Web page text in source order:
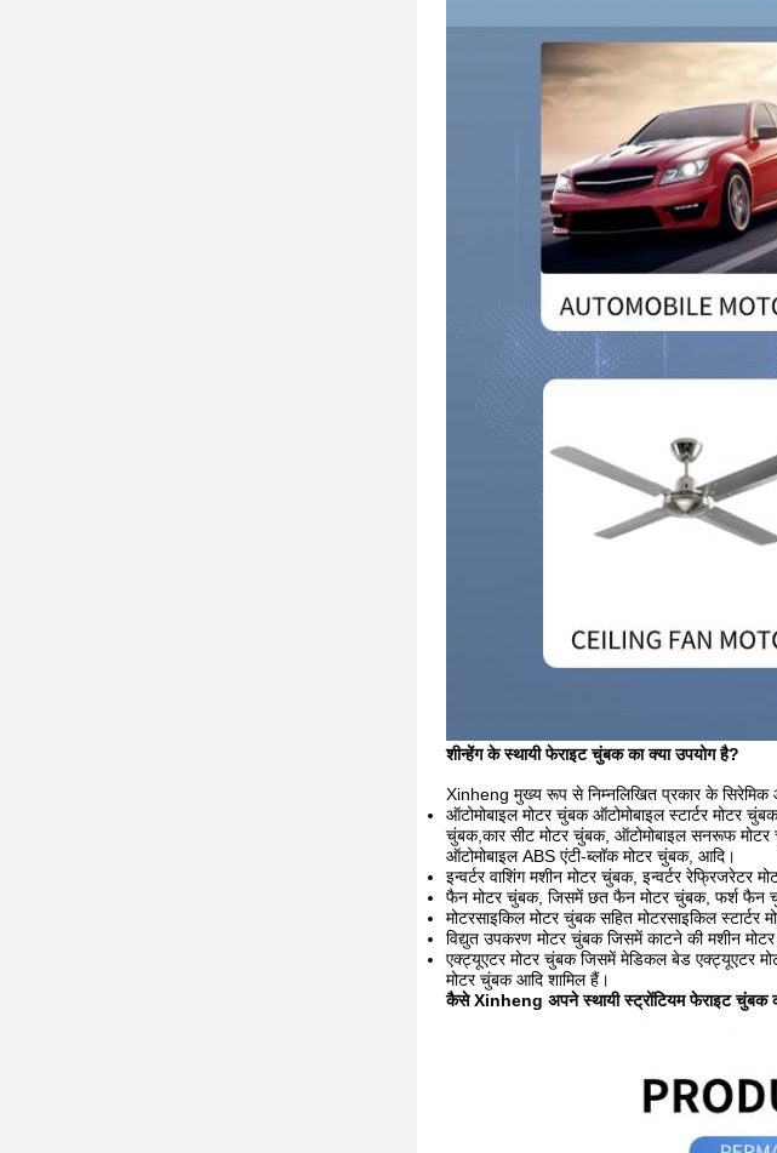
शीन्हेंग के स्थायी फेराइट चुंबक का क्या उपयोग है?
Xinheng मुख्य रूप से निम्नलिखित प्रकार के सिरेमिक
ऑटोमोबाइल मोटर चुंबक ऑटोमोबाइल स्टार्टर मोटर
चुंबक,कार सीट मोटर चुंबक, ऑटोमोबाइल सनरूफ मोटर
ऑटोमोबाइल ABS एंटी-ब्लॉक मोटर चुंबक, आदि।
इन्वर्टर वाशिंग मशीन मोटर चुंबक, इन्वर्टर
फैन मोटर चुंबक, जिसमें छत फैन मोटर चुंबक, फर्श फैन
मोटरसाइकिल मोटर चुंबक सहित मोटरसाइकिल
विद्युत उपकरण मोटर चुंबक जिसमें काटने की मशीन
एक्ट्यूएटर मोटर चुंबक जिसमें मेडिकल बेड एक्ट्यूएटर
मोटर चुंबक आदि शामिल हैं।
कैसे Xinheng अपने स्थायी स्ट्रोंटियम फेराइट चुंबक